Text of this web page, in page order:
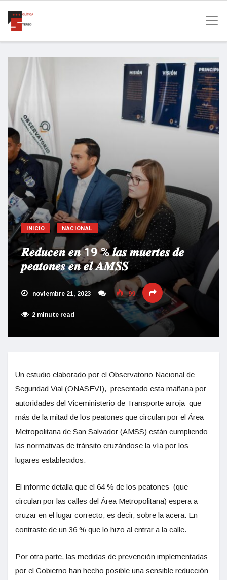
INICIO NACIONAL
𝑹𝒆𝒅𝒖𝒄𝒆𝒏 𝒆𝒏 19 % 𝒍𝒂𝒔 𝒎𝒖𝒆𝒓𝒕𝒆𝒔 𝒅𝒆
𝒑𝒆𝒂𝒕𝒐𝒏𝒆𝒔 𝒆𝒏 𝒆𝒍 𝑨𝑴𝑺𝑺
noviembre 21, 2023 99
2 minute read
Un estudio elaborado por el Observatorio Nacional de
Seguridad Vial (ONASEVI), presentado esta mañana por
autoridades del Viceministerio de Transporte arroja que
más de la mitad de los peatones que circulan por el Área
Metropolitana de San Salvador (AMSS) están cumpliendo
las normativas de tránsito cruzándose la vía por los
lugares establecidos.
El informe detalla que el 64 % de los peatones (que
circulan por las calles del Área Metropolitana) espera a
cruzar en el lugar correcto, es decir, sobre la acera. En
contraste de un 36 % que lo hizo al entrar a la calle.
Por otra parte, las medidas de prevención implementadas
por el Gobierno han hecho posible una sensible reducción